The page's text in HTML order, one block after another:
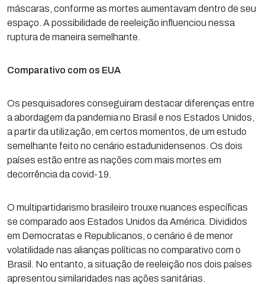
máscaras, conforme as mortes aumentavam dentro de seu
espaço. A possibilidade de reeleição influenciou nessa
ruptura de maneira semelhante.
Comparativo com os EUA
Os pesquisadores conseguiram destacar diferenças entre
a abordagem da pandemia no Brasil e nos Estados Unidos,
a partir da utilização, em certos momentos, de um estudo
semelhante feito no cenário estadunidensenos. Os dois
países estão entre as nações com mais mortes em
decorrência da covid-19.
O multipartidarismo brasileiro trouxe nuances específicas
se comparado aos Estados Unidos da América. Divididos
em Democratas e Republicanos, o cenário é de menor
volatilidade nas alianças políticas no comparativo com o
Brasil. No entanto, a situação de reeleição nos dois países
apresentou similaridades nas ações sanitárias.